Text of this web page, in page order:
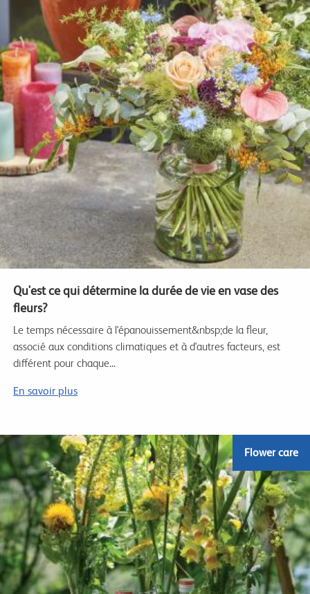
Qu'est ce qui détermine la durée de vie en vase des
fleurs?
Le temps nécessaire à l'épanouissement&nbsp;de la fleur,
associé aux conditions climatiques et à d'autres facteurs, est
différent pour chaque...
En savoir plus
Flower care